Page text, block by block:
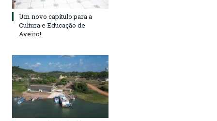
Um novo capítulo para a
Cultura e Educação de
Aveiro!